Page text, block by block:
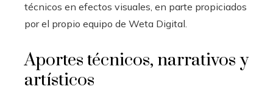
técnicos en efectos visuales, en parte propiciados
por el propio equipo de Weta Digital.
Aportes técnicos, narrativos y
artísticos